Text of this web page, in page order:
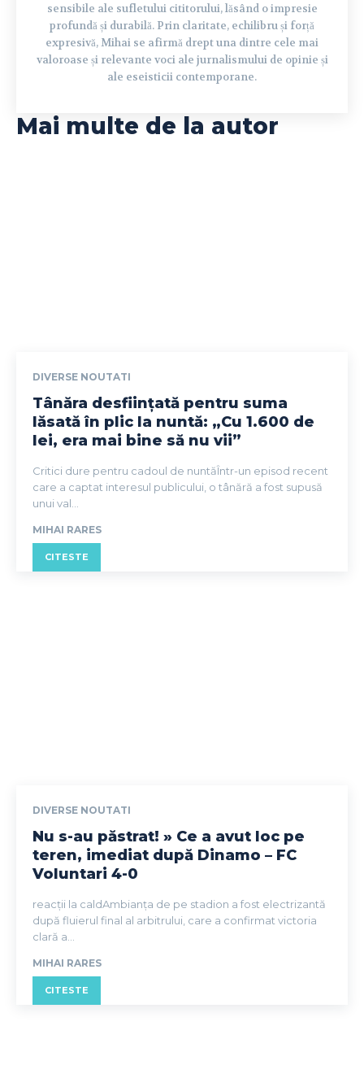
sensibile ale sufletului cititorului, lăsând o impresie
profundă și durabilă. Prin claritate, echilibru și forță
expresivă, Mihai se afirmă drept una dintre cele mai
valoroase și relevante voci ale jurnalismului de opinie și
ale eseisticii contemporane.
Mai multe de la autor
DIVERSE NOUTATI
Tânăra desființată pentru suma
lăsată în plic la nuntă: „Cu 1.600 de
lei, era mai bine să nu vii”
Critici dure pentru cadoul de nuntăÎntr-un episod recent
care a captat interesul publicului, o tânără a fost supusă
unui val...
MIHAI RARES
CITESTE
DIVERSE NOUTATI
Nu s-au păstrat! » Ce a avut loc pe
teren, imediat după Dinamo – FC
Voluntari 4-0
reacții la caldAmbianța de pe stadion a fost electrizantă
după fluierul final al arbitrului, care a confirmat victoria
clară a...
MIHAI RARES
CITESTE